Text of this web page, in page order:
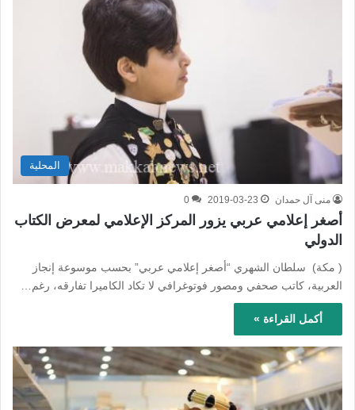
المحلية
منى آل حمدان 2019-03-23
0
أصغر إعلامي عربي يزور المركز الإعلامي لمعرض الكتاب
الدولي
( مكة) سلطان الشهري “أصغر إعلامي عربي” بحسب موسوعة إنجاز
العربية، كاتب صحفي ومصور فوتوغرافي لا تكاد الكاميرا تفارقه، رغم…
أكمل القراءة »